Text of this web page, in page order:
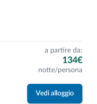
a partire da:
134€
notte/persona
Vedi alloggio